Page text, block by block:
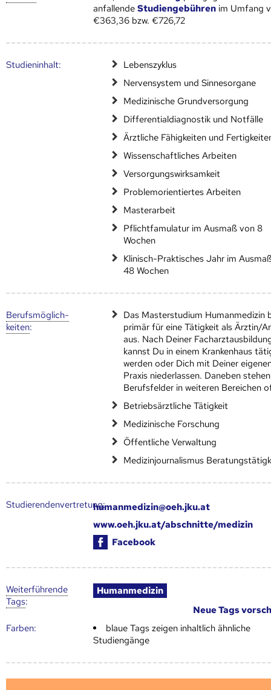
anfallendeStudiengebühren im Umfang
€363,36 bzw. €726,72
Studien­inhalt:
Lebenszyklus
Nervensystem und Sinnesorgane
Medizinische Grundversorgung
Differentialdiagnostik und Notfälle
Ärztliche Fähigkeiten und
Wissenschaftliches Arbeiten
Versorgungswirksamkeit
Problemorientiertes Arbeiten
Masterarbeit
Pflichtfamulatur im Ausmaß von 8
Wochen
Klinisch-Praktisches Jahr im
48 Wochen
Berufs­möglich­
keiten:
Das Masterstudium Humanmedizin
primär für eine Tätigkeit als Ärztin/
aus. Nach Deiner
kannst Du in einem Krankenhaus
werden oder Dich mit Deiner
Praxis niederlassen. Daneben
Berufsfelder in weiteren Bereichen
Betriebsärztliche Tätigkeit
Medizinische Forschung
Öffentliche Verwaltung
Medizinjournalismus
Studierendenvertretung:humanmedizin@oeh.jku.at
www.oeh.jku.at/abschnitte/medizin
Facebook
Weiter­führende
Tags:
Humanmedizin
Neue Tags
Farben:
blaue Tags zeigen inhaltlich ähnliche
Studiengänge